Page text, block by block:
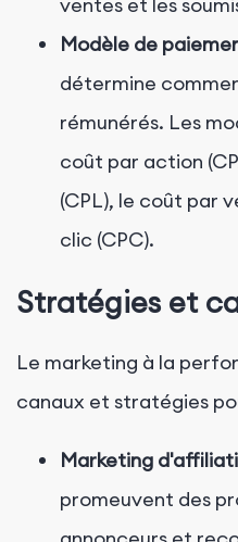
ventes et les
Modèle de
détermine
rémunérés. Les
coût par action
(CPL), le coût par
clic (CPC).
Stratégies et
Le marketing à la
canaux et stratégies
Marketing
promeuvent des